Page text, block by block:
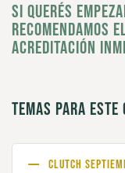
Si querés
recomendamos
acreditación
Temas para
Clutch